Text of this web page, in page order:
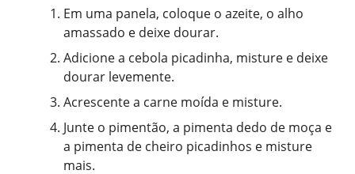
Em uma panela, coloque o azeite, o alho
amassado e deixe dourar.
Adicione a cebola picadinha, misture e deixe
dourar levemente.
Acrescente a carne moída e misture.
Junte o pimentão, a pimenta dedo de moça e
a pimenta de cheiro picadinhos e misture
mais.